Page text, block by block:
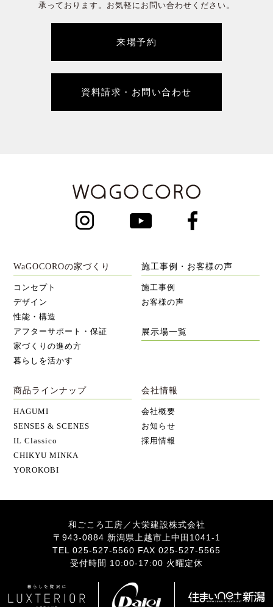
承っております。 お気軽にお問い合わせください。
来場予約
資料請求・お問い合わせ
WaGOCOROの家づくり
コンセプト
デザイン
性能・構造
アフターサポート・保証
家づくりの進め方
暮らしを活かす
施工事例・お客様の声
施工事例
お客様の声
展示場一覧
商品ラインナップ
HAGUMI
SENSES & SCENES
IL Classico
CHIKYU MINKA
YOROKOBI
会社情報
会社概要
お知らせ
採用情報
和ごころ工房／大栄建設株式会社
〒943-0884 新潟県上越市上中田1041-1
TEL 025-527-5560 FAX 025-527-5565
受付時間 10:00-17:00 火曜定休